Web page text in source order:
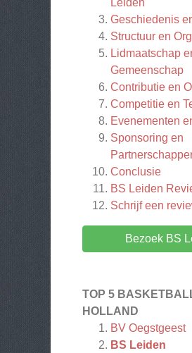
Leiden
Geschiedenis
Structuur en
Lidmaatschap
Gemeenschap
Contributie en
Competitie en
Evenementen
Sponsoring en
Conclusie
BS Leiden
Schrijf een
Bezoek BS
TOP 5
HOLLAND
BV Oegstgeest
BS Leiden